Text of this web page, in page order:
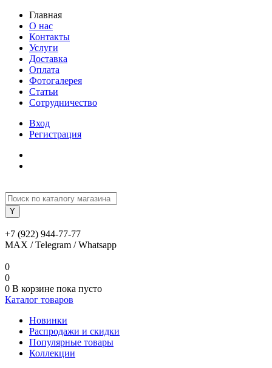
Главная
О нас
Контакты
Услуги
Доставка
Оплата
Фотогалерея
Статьи
Сотрудничество
Вход
Регистрация
+7 (922) 944-77-77
MAX / Telegram / Whatsapp
0
0
0 В корзине пока пусто
Каталог товаров
Новинки
Распродажи и скидки
Популярные товары
Коллекции